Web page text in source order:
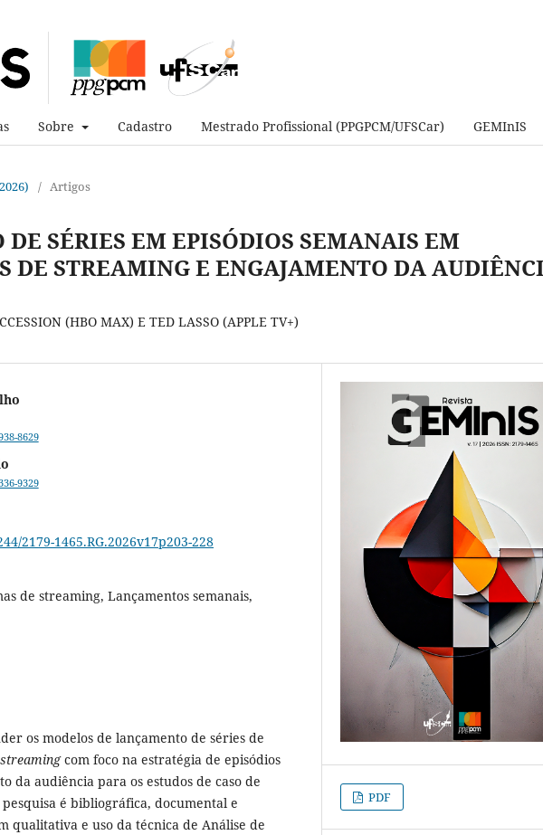
Sobre Cadastro Mestrado Profissional (PPGPCM/UFSCar) GEMInIS
/ Artigos
SÉRIES EM EPISÓDIOS SEMANAIS EM
DE STREAMING E ENGAJAMENTO DA
(HBO MAX) E TED LASSO (APPLE TV+)
8629
9329
2179-1465.RG.2026v17p203-228
de streaming, Lançamentos semanais,
os modelos de lançamento de séries de
streamingcom foco na estratégia de episódios
da audiência para os estudos de caso de
pesquisa é bibliográfica, documental e
qualitativa e uso da técnica de Análise de
PDF